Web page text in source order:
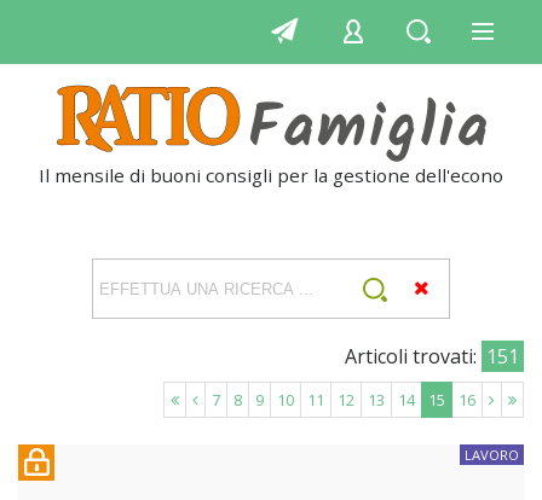
Il mensile di buoni consigli per la gestione dell'economia
Articoli trovati: 151
7 8 9 10 11 12 13 14 15 16
LAVORO